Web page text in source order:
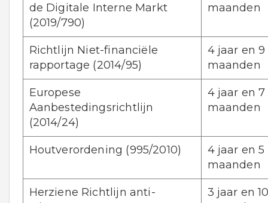
de Digitale Interne Markt
(2019/790)
maanden
Richtlijn Niet-financiële
rapportage (2014/95)
4 jaar en 9
maanden
Europese
Aanbestedingsrichtlijn
(2014/24)
4 jaar en 7
maanden
Houtverordening (995/2010)
4 jaar en 5
maanden
Herziene Richtlijn anti-
3 jaar en